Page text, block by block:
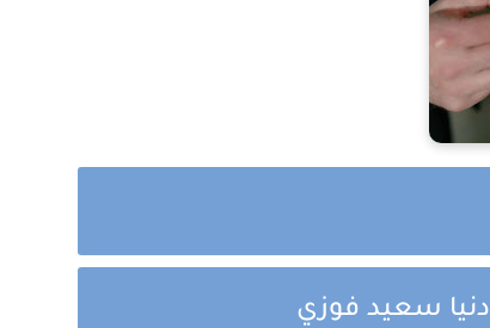
دنيا سعيد فوزي